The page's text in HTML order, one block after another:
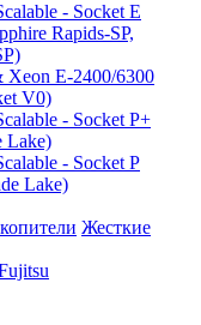
- Socket E
Rapids-SP,
Xeon E-2400/6300
V0)
- Socket P+
Lake)
- Socket P
Lake)
Жесткие